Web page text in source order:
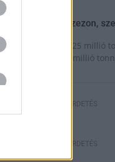
az őszibarackszezon,
évente mintegy 25 millió
Kína - csaknem 17 millió
termelő.
HIRDETÉS
HIRDETÉS